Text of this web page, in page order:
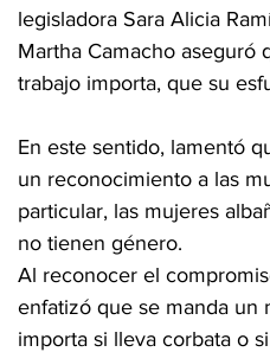
legisladora Sara Alicia
Martha Camacho aseguró
trabajo importa, que su
En este sentido, lamentó
un reconocimiento a las
particular, las mujeres
no tienen género.
Al reconocer el
enfatizó que se manda un
importa si lleva corbata o